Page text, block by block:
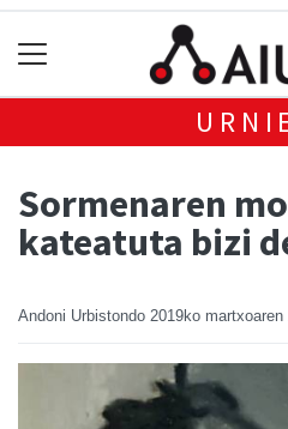
Sormenaren
kateatuta bizi
Andoni Urbistondo 2019ko martxoaren